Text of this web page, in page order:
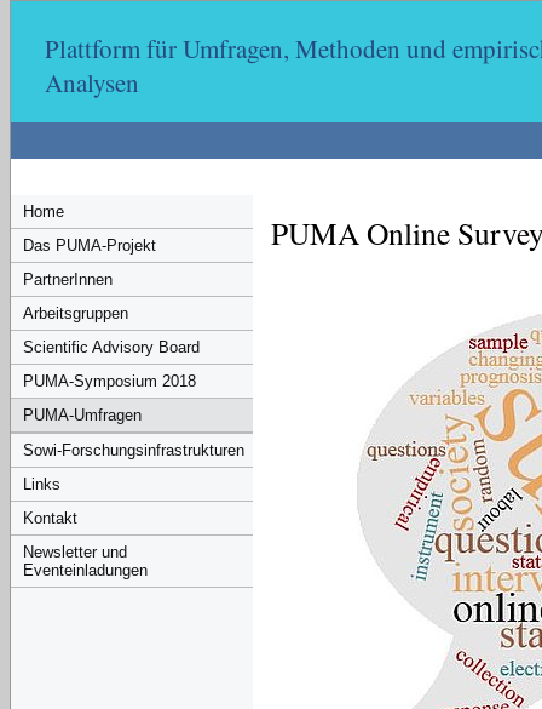
Plattform für Umfragen, Methoden und
Analysen
Home
Das PUMA-Projekt
PartnerInnen
Arbeitsgruppen
Scientific Advisory Board
PUMA-Symposium 2018
PUMA-Umfragen
Sowi-Forschungsinfrastrukturen
Links
Kontakt
Newsletter und
Eventeinladungen
PUMA Online